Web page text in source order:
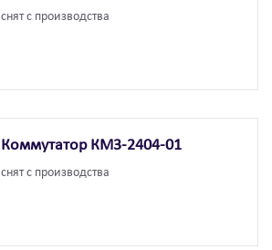
снят с производства
Коммутатор КМ3-2404-01
снят с производства